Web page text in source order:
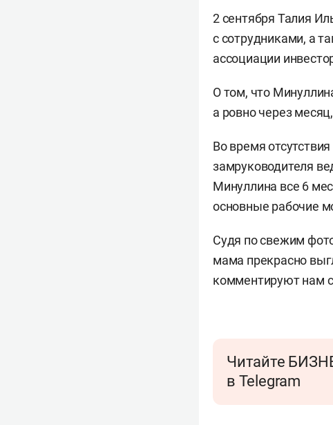
2 сентября Талия
с сотрудниками, а
ассоциации
О том, что
а ровно через
Во время
замруководителя
Минуллина все 6
основные рабочие
Судя по свежим
мама прекрасно
комментируют нам
Читайте
в Telegram